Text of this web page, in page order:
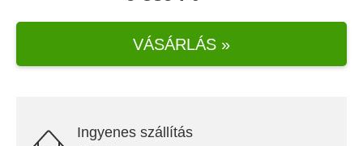
VÁSÁRLÁS »
Ingyenes szállítás